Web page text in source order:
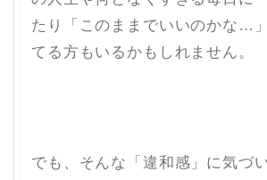
たり「このままでいいのかな…
てる方もいるかもしれません。
でも、そんな「違和感」に気づ